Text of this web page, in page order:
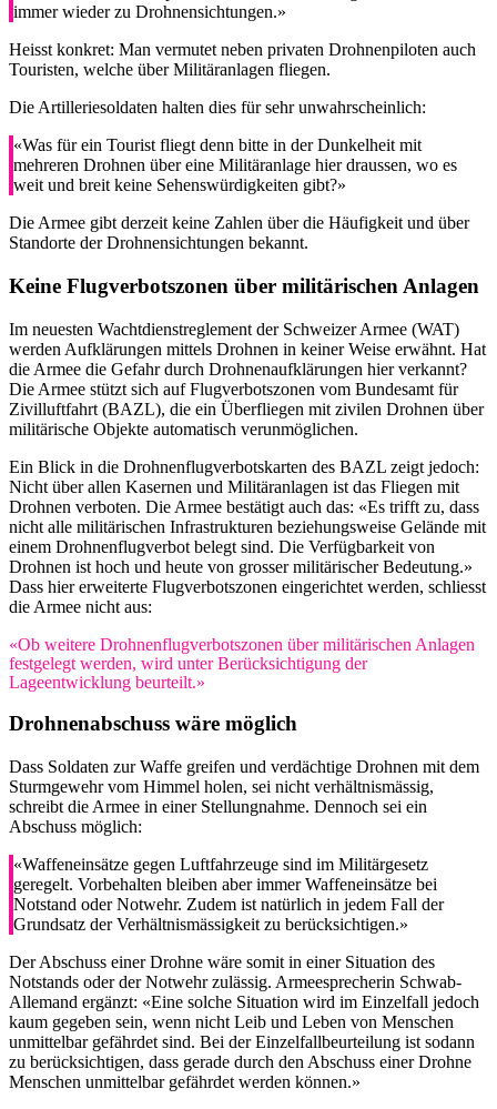
immer wieder zu Drohnensichtungen.»
Heisst konkret: Man vermutet neben privaten Drohnenpiloten auch
Touristen, welche über Militäranlagen fliegen.
Die Artilleriesoldaten halten dies für sehr unwahrscheinlich:
«Was für ein Tourist fliegt denn bitte in der Dunkelheit mit
mehreren Drohnen über eine Militäranlage hier draussen, wo es
weit und breit keine Sehenswürdigkeiten gibt?»
Die Armee gibt derzeit keine Zahlen über die Häufigkeit und über
Standorte der Drohnensichtungen bekannt.
Keine Flugverbotszonen über militärischen Anlagen
Im neuesten Wachtdienstreglement der Schweizer Armee (WAT)
werden Aufklärungen mittels Drohnen in keiner Weise erwähnt. Hat
die Armee die Gefahr durch Drohnenaufklärungen hier verkannt?
Die Armee stützt sich auf Flugverbotszonen vom Bundesamt für
Zivilluftfahrt (BAZL), die ein Überfliegen mit zivilen Drohnen über
militärische Objekte automatisch verunmöglichen.
Ein Blick in die Drohnenflugverbotskarten des BAZL zeigt jedoch:
Nicht über allen Kasernen und Militäranlagen ist das Fliegen mit
Drohnen verboten. Die Armee bestätigt auch das: «Es trifft zu, dass
nicht alle militärischen Infrastrukturen beziehungsweise Gelände mit
einem Drohnenflugverbot belegt sind. Die Verfügbarkeit von
Drohnen ist hoch und heute von grosser militärischer Bedeutung.»
Dass hier erweiterte Flugverbotszonen eingerichtet werden, schliesst
die Armee nicht aus:
«Ob weitere Drohnenflugverbotszonen über militärischen Anlagen
festgelegt werden, wird unter Berücksichtigung der
Lageentwicklung beurteilt.»
Drohnenabschuss wäre möglich
Dass Soldaten zur Waffe greifen und verdächtige Drohnen mit dem
Sturmgewehr vom Himmel holen, sei nicht verhältnismässig,
schreibt die Armee in einer Stellungnahme. Dennoch sei ein
Abschuss möglich:
«Waffeneinsätze gegen Luftfahrzeuge sind im Militärgesetz
geregelt. Vorbehalten bleiben aber immer Waffeneinsätze bei
Notstand oder Notwehr. Zudem ist natürlich in jedem Fall der
Grundsatz der Verhältnismässigkeit zu berücksichtigen.»
Der Abschuss einer Drohne wäre somit in einer Situation des
Notstands oder der Notwehr zulässig. Armeesprecherin Schwab-
Allemand ergänzt: «Eine solche Situation wird im Einzelfall jedoch
kaum gegeben sein, wenn nicht Leib und Leben von Menschen
unmittelbar gefährdet sind. Bei der Einzelfallbeurteilung ist sodann
zu berücksichtigen, dass gerade durch den Abschuss einer Drohne
Menschen unmittelbar gefährdet werden können.»